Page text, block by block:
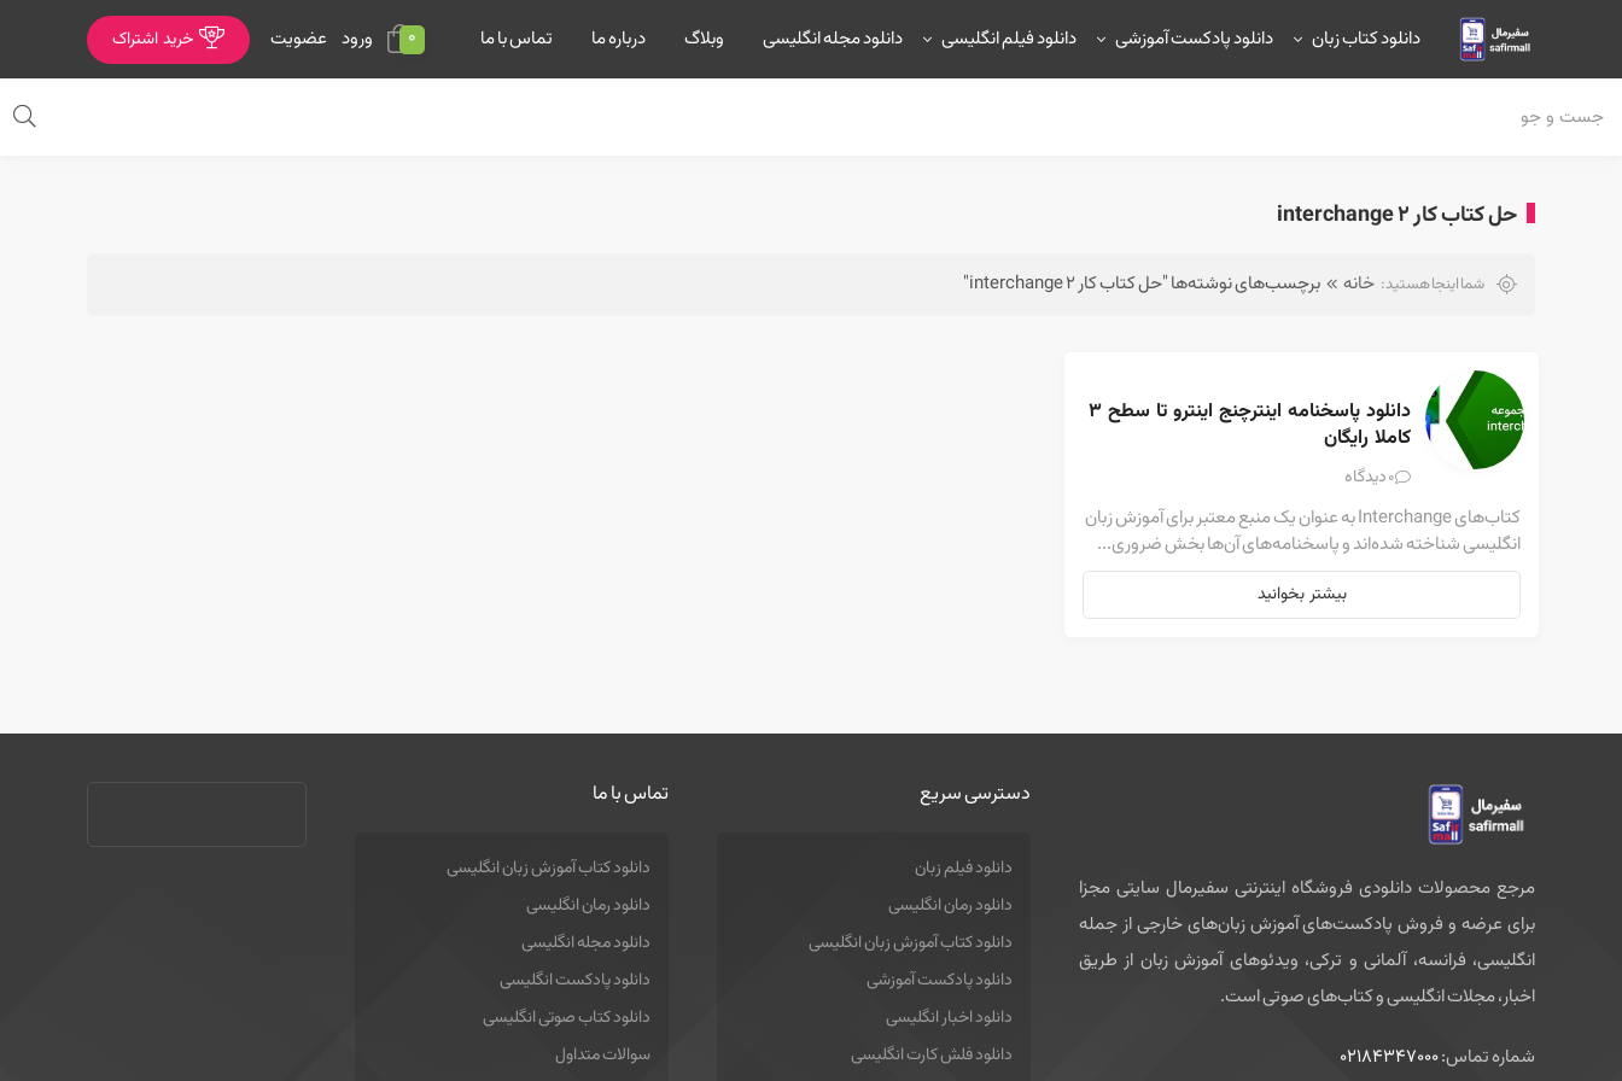
دانلود کتاب زبان دانلود پادکست آموزشی دانلود فیلم انگلیسی دانلود مجله انگلیسی وبلاگ درباره ما تماس با ما 0 ورود عضویت خرید اشتراک
حل کتاب کار interchange 2
شما اینجا هستید: خانه برچسب‌های نوشته‌ها "حل کتاب کار interchange 2"
کاملا رایگان
0 دیدگاه
کتاب‌های Interchange به عنوان یک منبع معتبر برای آموزش زبان
انگلیسی شناخته شده‌اند و پاسخنامه‌های آن‌ها بخش ضروری...
بیشتر بخوانید
مرجع محصولات دانلودی فروشگاه اینترنتی سفیرمال سایتی مجزا
برای عرضه و فروش پادکست‌های آموزش زبان‌های خارجی از جمله
انگلیسی، فرانسه، آلمانی و ترکی، ویدئوهای آموزش زبان از طریق
اخبار، مجلات انگلیسی و کتاب‌های صوتی است.
شماره تماس:02184347000
دسترسی سریع
دانلود فیلم زبان
دانلود رمان انگلیسی
دانلود کتاب آموزش زبان انگلیسی
دانلود پادکست آموزشی
دانلود اخبار انگلیسی
دانلود فلش کارت انگلیسی
تماس با ما
دانلود کتاب آموزش زبان انگلیسی
دانلود رمان انگلیسی
دانلود مجله انگلیسی
دانلود پادکست انگلیسی
دانلود کتاب صوتی انگلیسی
سوالات متداول